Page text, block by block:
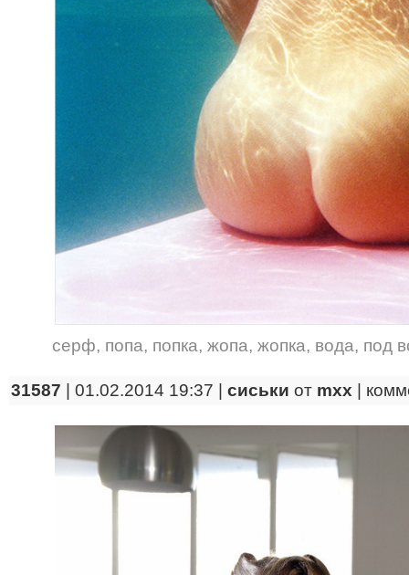
серф, попа, попка, жопа, жопка, вода, под
31587 | 01.02.2014 19:37 | сиськи от mxx